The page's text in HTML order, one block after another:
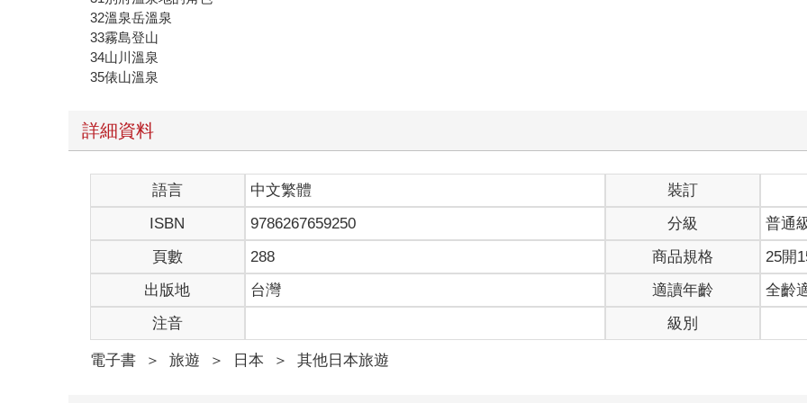
32溫泉岳溫泉
33霧島登山
34山川溫泉
35俵山溫泉
詳細資料
語言 中文繁體
裝訂
ISBN
9786267659250 分級
普通
頁數
288 商品規格
25開
出版地
台灣 適讀年齡
全齡
注音
級別
電子書 ＞ 旅遊 ＞ 日本 ＞ 其他日本旅遊